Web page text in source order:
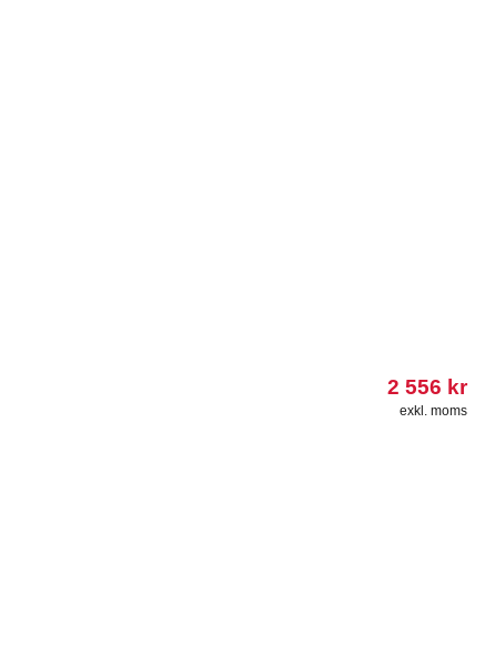
2 556 kr
exkl. moms